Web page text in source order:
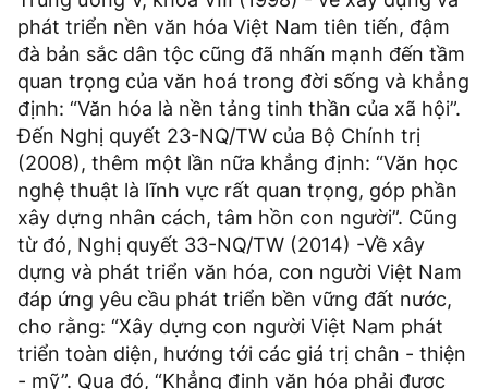
phát triển nền văn hóa Việt Nam tiên tiến, đậm
đà bản sắc dân tộc cũng đã nhấn mạnh đến tầm
quan trọng của văn hoá trong đời sống và khẳng
định: “Văn hóa là nền tảng tinh thần của xã hội”.
Đến Nghị quyết 23-NQ/TW của Bộ Chính trị
(2008), thêm một lần nữa khẳng định: “Văn học
nghệ thuật là lĩnh vực rất quan trọng, góp phần
xây dựng nhân cách, tâm hồn con người”. Cũng
từ đó, Nghị quyết 33-NQ/TW (2014) -Về xây
dựng và phát triển văn hóa, con người Việt Nam
đáp ứng yêu cầu phát triển bền vững đất nước,
cho rằng: “Xây dựng con người Việt Nam phát
triển toàn diện, hướng tới các giá trị chân - thiện
- mỹ”. Qua đó, “Khẳng định văn hóa phải được